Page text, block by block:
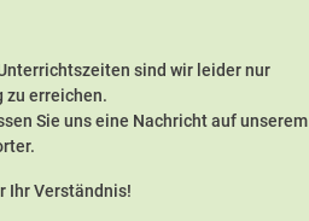
sind wir leider nur
zu erreichen.
Sie uns eine Nachricht auf unserem
Ihr Verständnis!